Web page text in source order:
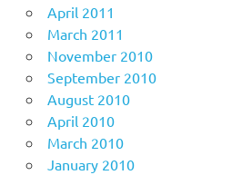
April 2011
March 2011
November 2010
September 2010
August 2010
April 2010
March 2010
January 2010